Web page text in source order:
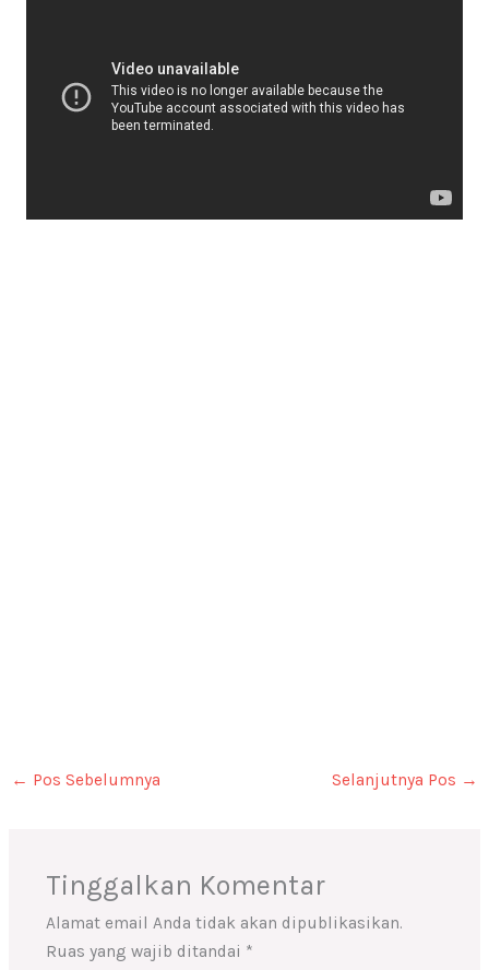
← Pos Sebelumnya Selanjutnya Pos →
Tinggalkan Komentar
Alamat email Anda tidak akan dipublikasikan.
Ruas yang wajib ditandai *